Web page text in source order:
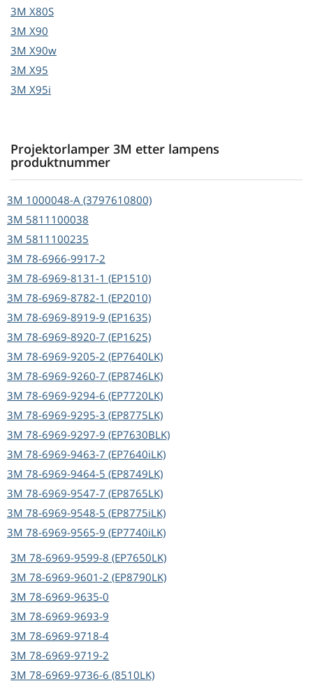
3M X80S
3M X90
3M X90w
3M X95
3M X95i
Projektorlamper 3M etter lampens
produktnummer
3M 1000048-A (3797610800)
3M 5811100038
3M 5811100235
3M 78-6966-9917-2
3M 78-6969-8131-1 (EP1510)
3M 78-6969-8782-1 (EP2010)
3M 78-6969-8919-9 (EP1635)
3M 78-6969-8920-7 (EP1625)
3M 78-6969-9205-2 (EP7640LK)
3M 78-6969-9260-7 (EP8746LK)
3M 78-6969-9294-6 (EP7720LK)
3M 78-6969-9295-3 (EP8775LK)
3M 78-6969-9297-9 (EP7630BLK)
3M 78-6969-9463-7 (EP7640iLK)
3M 78-6969-9464-5 (EP8749LK)
3M 78-6969-9547-7 (EP8765LK)
3M 78-6969-9548-5 (EP8775iLK)
3M 78-6969-9565-9 (EP7740iLK)
3M 78-6969-9599-8 (EP7650LK)
3M 78-6969-9601-2 (EP8790LK)
3M 78-6969-9635-0
3M 78-6969-9693-9
3M 78-6969-9718-4
3M 78-6969-9719-2
3M 78-6969-9736-6 (8510LK)